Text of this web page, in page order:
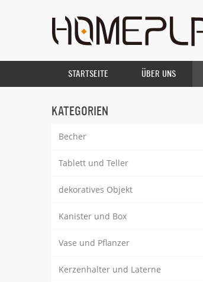
STARTSEITE ÜBER UNS
KATEGORIEN
Becher
Tablett und Teller
dekoratives Objekt
Kanister und Box
Vase und Pflanzer
Kerzenhalter und Laterne